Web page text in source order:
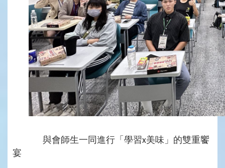
與會師生一同進行「學習x美味」的雙重饗
宴